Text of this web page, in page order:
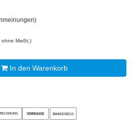
MwSt.)
In den Warenkorb